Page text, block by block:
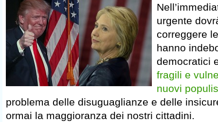
urgente
correggere
hanno
democratici
fragili e
nuovi
problema delle disuguaglianze e delle
ormai la maggioranza dei nostri cittadini.